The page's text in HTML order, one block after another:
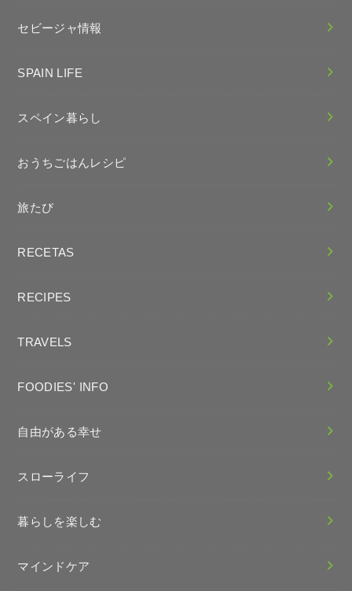
セビージャ情報
SPAIN LIFE
スペイン暮らし
おうちごはんレシピ
旅たび
RECETAS
RECIPES
TRAVELS
FOODIES' INFO
自由がある幸せ
スローライフ
暮らしを楽しむ
マインドケア